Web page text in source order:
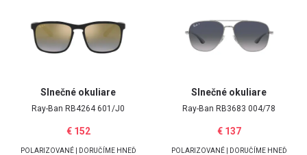
Slnečné okuliare
Ray-Ban RB4264 601/J0
€ 152
POLARIZOVANÉ | DORUČÍME HNEĎ
Slnečné okuliare
Ray-Ban RB3683 004/78
€ 137
POLARIZOVANÉ | DORUČÍME HNEĎ